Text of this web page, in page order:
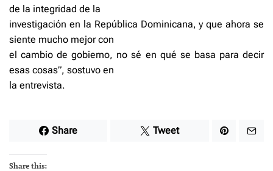
de la integridad de la
investigación en la República Dominicana, y que ahora se
siente mucho mejor con
el cambio de gobierno, no sé en qué se basa para decir
esas cosas”, sostuvo en
la entrevista.
Share Tweet
Share this: